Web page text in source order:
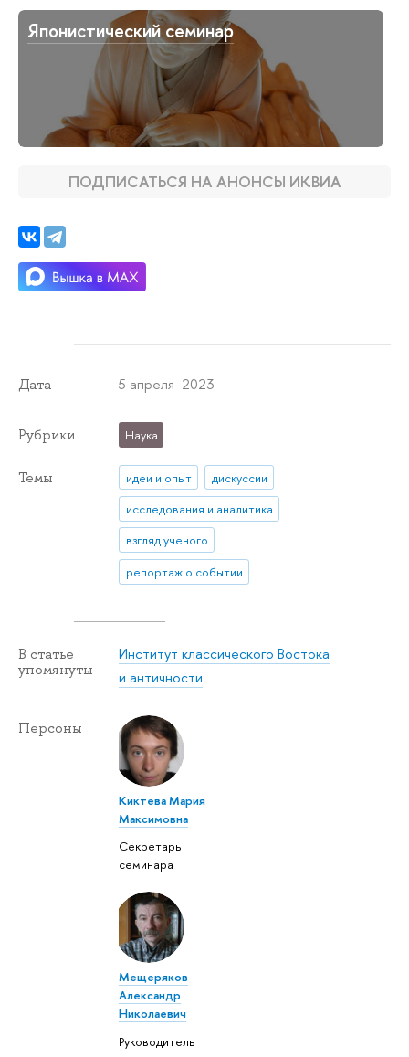
Японистический семинар
ПОДПИСАТЬСЯ НА АНОНСЫ ИКВИА
Дата 5 апреля 2023
Рубрики Наука
Темы идеи и опыт
дискуссии
исследования и аналитика
взгляд ученого
репортаж о событии
В статье
упомянуты
Институт классического Востока
и античности
Персоны
Киктева Мария
Максимовна
Секретарь
семинара
Мещеряков
Александр
Николаевич
Руководитель